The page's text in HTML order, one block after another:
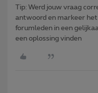
Tip: Werd jouw vraag
antwoord en markeer
forumleden in een
een oplossing vinden